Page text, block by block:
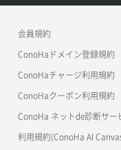
APIドキュメントVPS3.0
美雲このは徹底ガイド
会員規約
ConoHaドメイン登録規約
ConoHaチャージ利用規約
ConoHaクーポン利用規約
ConoHa ネットde診断サー
利用規約(ConoHa AI